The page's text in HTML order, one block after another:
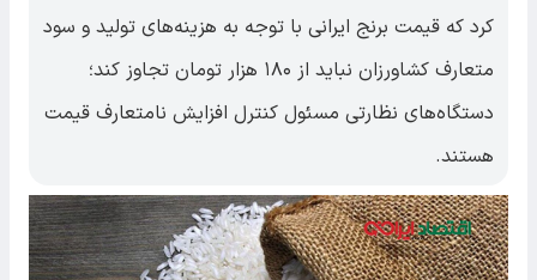
کرد که قیمت برنج ایرانی با توجه به هزینه‌های تولید و سود
متعارف کشاورزان نباید از ۱۸۰ هزار تومان تجاوز کند؛
دستگاه‌های نظارتی مسئول کنترل افزایش نامتعارف قیمت
هستند.